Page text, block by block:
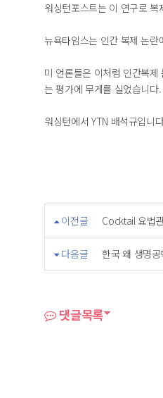
워싱턴포스트는 이 연구로
뉴욕타임스는 인간 복제 논
미 언론들은 이처럼 인간복
는 평가에 무게를 실었습니다.
워싱턴에서 YTN 배석규입니
이전글 Cocktail 요법
다음글 한국 왜 생명
댓글목록